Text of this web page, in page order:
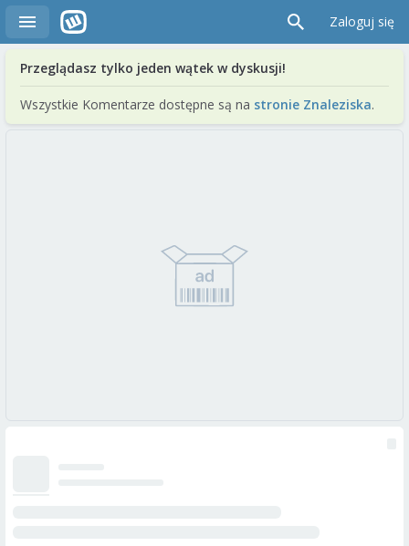
Zaloguj się
Przeglądasz tylko jeden wątek w dyskusji!
Wszystkie Komentarze dostępne są na stronie Znaleziska.